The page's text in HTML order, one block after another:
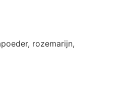
rozemarijn,